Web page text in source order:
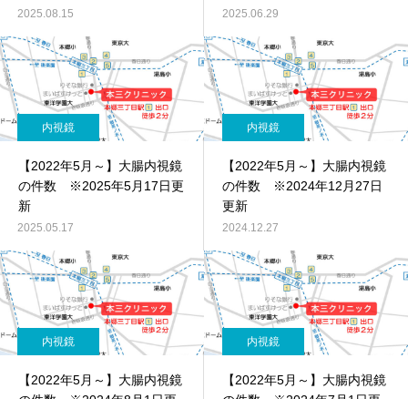
2025.08.15 2025.06.29
内視鏡
【2022年5月～】大腸内視鏡
の件数 ※2025年5月17日更
新
2025.05.17
内視鏡
【2022年5月～】大腸内視鏡
の件数 ※2024年12月27日
更新
2024.12.27
内視鏡
【2022年5月～】大腸内視鏡
内視鏡
【2022年5月～】大腸内視鏡